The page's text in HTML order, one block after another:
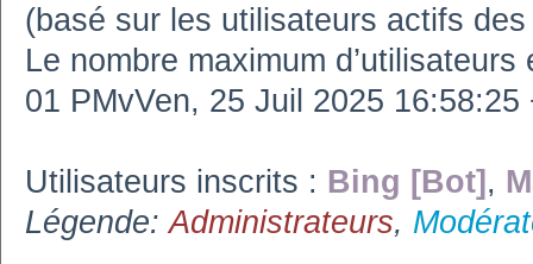
(basé sur les utilisateurs actifs
Le nombre maximum
01 PMvVen, 25 Juil 2025
Utilisateurs inscrits : Bing [Bot] ,
Légende:Administrateurs,